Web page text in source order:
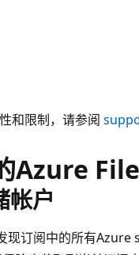
和限制，请参阅
Azure
帐户
现订阅中的所有